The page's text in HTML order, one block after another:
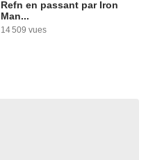
Refn en passant par Iron
Man...
14 509 vues